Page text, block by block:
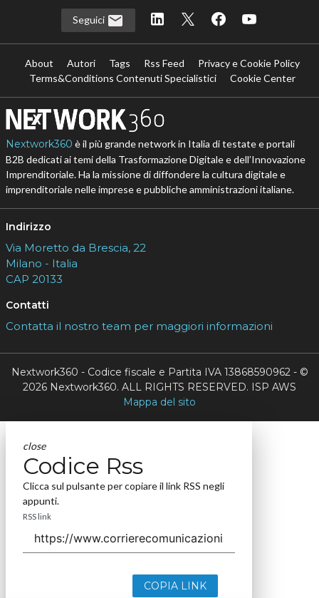
Seguici
About Autori Tags Rss Feed
Privacy e Cookie Policy
Terms&Conditions Contenuti Specialistici
Cookie Center
Nextwork360 è il più grande network in Italia di testate e portali
B2B dedicati ai temi della Trasformazione Digitale e dell’Innovazione
Imprenditoriale. Ha la missione di diffondere la cultura digitale e
imprenditoriale nelle imprese e pubbliche amministrazioni italiane.
Indirizzo
Via Moretto da Brescia, 22
Milano - Italia
CAP 20133
Contatti
Contatta il nostro team per maggiori informazioni
Nextwork360 - Codice fiscale e Partita IVA 13868590962 - ©
2026 Nextwork360. ALL RIGHTS RESERVED. ISP AWS
Mappa del sito
close
Codice Rss
Clicca sul pulsante per copiare il link RSS negli
appunti.
RSS link
COPIA LINK